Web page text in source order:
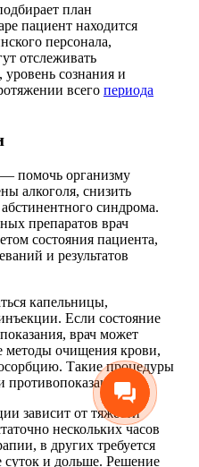
план
пациент находится
персонала,
отслеживать
сознания и
всего периода
— помочь организму
алкоголя, снизить
синдрома.
препаратов врач
состояния пациента,
и результатов
капельницы,
Если состояние
врач может
методы очищения крови,
Такие процедуры
противопоказаний.
зависит от тяжести
нескольких часов
в других требуется
суток и дольше. Решение